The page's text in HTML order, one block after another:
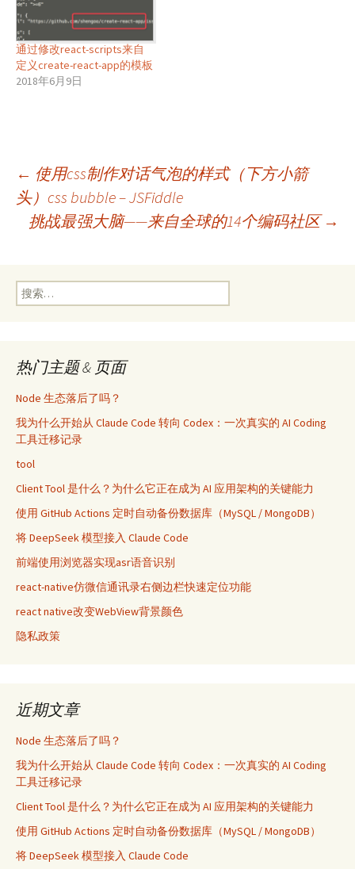
通过修改react-scripts来自
定义create-react-app的模板
2018年6月9日
文
章
导
← 使用css制作对话气泡的样式（下方小箭
头）css bubble – JSFiddle
挑战最强大脑——来自全球的14个编码社区 →
搜
索：
热门主题 & 页面
Node 生态落后了吗？
我为什么开始从 Claude Code 转向 Codex：一次真实的 AI Coding
工具迁移记录
tool
Client Tool 是什么？为什么它正在成为 AI 应用架构的关键能力
使用 GitHub Actions 定时自动备份数据库（MySQL / MongoDB）
将 DeepSeek 模型接入 Claude Code
前端使用浏览器实现asr语音识别
react-native仿微信通讯录右侧边栏快速定位功能
react native改变WebView背景颜色
隐私政策
近期文章
Node 生态落后了吗？
我为什么开始从 Claude Code 转向 Codex：一次真实的 AI Coding
工具迁移记录
Client Tool 是什么？为什么它正在成为 AI 应用架构的关键能力
使用 GitHub Actions 定时自动备份数据库（MySQL / MongoDB）
将 DeepSeek 模型接入 Claude Code